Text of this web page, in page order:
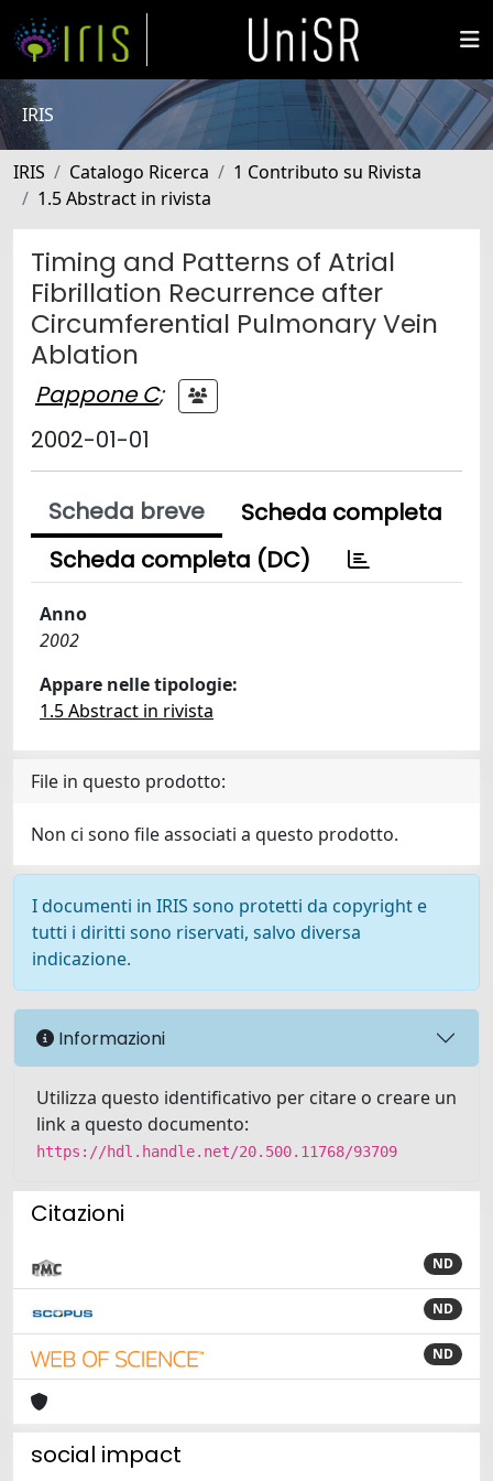
IRIS
IRIS Catalogo Ricerca
1 Contributo su Rivista
1.5 Abstract in rivista
Timing and Patterns of Atrial
Fibrillation Recurrence after
Circumferential Pulmonary Vein
Ablation
Pappone C;
2002-01-01
Scheda breve
Scheda completa
Scheda completa (DC)
Anno
2002
Appare nelle tipologie:
1.5 Abstract in rivista
File in questo prodotto:
Non ci sono file associati a questo prodotto.
I documenti in IRIS sono protetti da copyright e
tutti i diritti sono riservati, salvo diversa
indicazione.
Informazioni
Utilizza questo identificativo per citare o creare un
link a questo documento:
https://hdl.handle.net/20.500.11768/93709
Citazioni
ND
ND
ND
social impact